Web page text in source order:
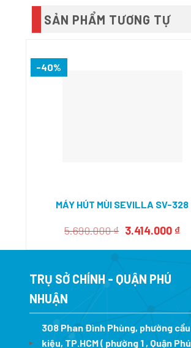
SẢN PHẨM TƯƠNG TỰ
-40%
MÁY HÚT MÙI SEVILLA SV-328
5.690.000₫ Giá
là:
3.414.000 ₫Giá
tại
TRỤ SỞ CHÍNH - QUẬN PHÚ
NHUẬN
308 Phan Đình Phùng, phường cầu
kiệu, TP.HCM ( phường 1 , Quận Phú